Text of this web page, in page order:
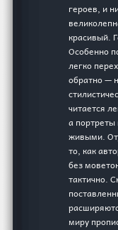
героев, и
красивый.
Особенно
легко
обратно —
читается
а портреты
живыми.
то, как
без
тактично.
миру